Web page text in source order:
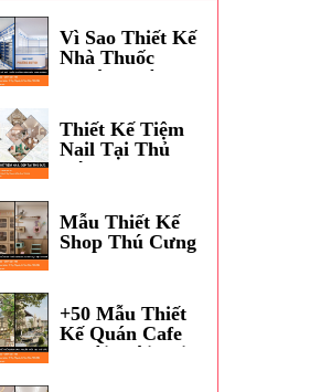
Vì Sao Thiết Kế
Nhà Thuốc
Thường Dùng
Dương?
Thiết Kế Tiệm
Nail Tại Thủ
Đức
Mẫu Thiết Kế
Shop Thú Cưng
+50 Mẫu Thiết
Kế Quán Cafe
Ngoài Trời Tại